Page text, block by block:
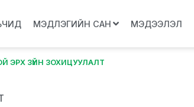
МЭДЛЭГИЙН САН МЭДЭЭЛЭЛ
ЭРХ ЗҮЙН ЗОХИЦУУЛАЛТ